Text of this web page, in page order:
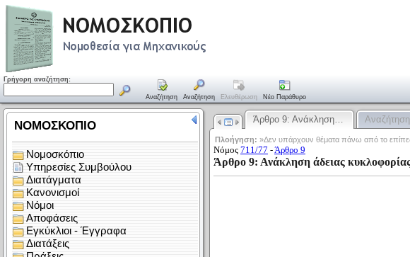
Γρήγορη αναζήτηση:
Αναζήτηση Αναζήτηση Ελευθέρωση Νέο Παράθυρο
Άρθρο 9: Ανάκληση… Αναζήτηση